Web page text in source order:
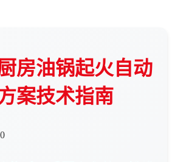
房油锅起火自动
案技术指南